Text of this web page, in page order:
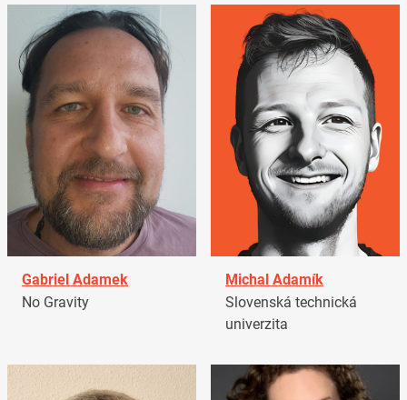
Gabriel Adamek
No Gravity
Michal Adamík
Slovenská technická
univerzita